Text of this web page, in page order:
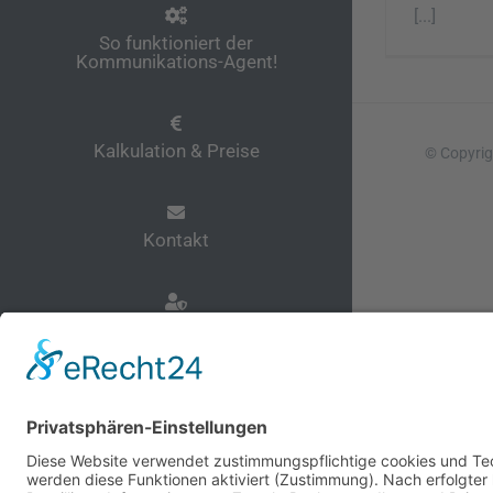
So funktioniert der
Kommunikations-Agent!
Kalkulation & Preise
Kontakt
Impressum
[...]
©